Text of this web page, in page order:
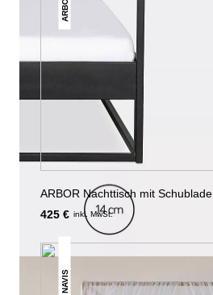
ARBOR
ARBOR Nachttisch mit Schublade
425 € inkl. MwSt.
NAVIS